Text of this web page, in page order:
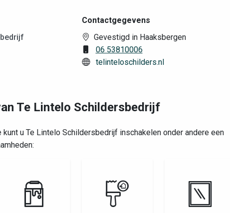
Contactgegevens
Gevestigd in Haaksbergen
06 53810006
telinteloschilders.nl
Te Lintelo Schildersbedrijf
u Te Lintelo Schildersbedrijf inschakelen onder andere een